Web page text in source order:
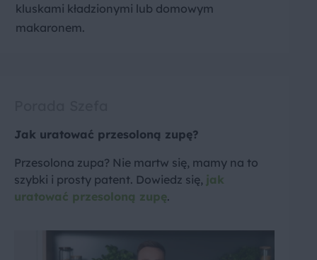
kluskami kładzionymi lub domowym
makaronem.
Jak uratować przesoloną zupę?
Przesolona zupa? Nie martw się, mamy na to
szybki i prosty patent. Dowiedz się, jak
uratować przesoloną zupę.